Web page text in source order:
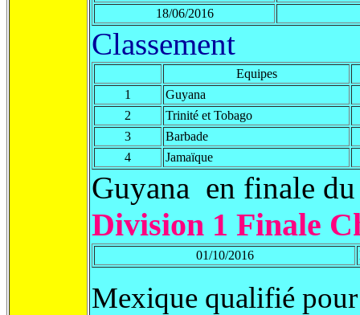
18/06/2016
Classement
Equipes
1
Guyana
2
Trinité et Tobago
3
Barbade
4
Jamaïque
Guyana en finale
Division 1 Finale
01/10/2016
Mexique qualifié